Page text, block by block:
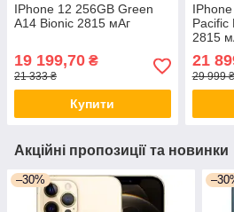
IPhone 12 256GB Green
A14 Bionic 2815 мАг
19 199,70 ₴
21 333 ₴
Купити
Pacific
2815
21
29 999 ₴
Акційні пропозиції та новинки
–30%